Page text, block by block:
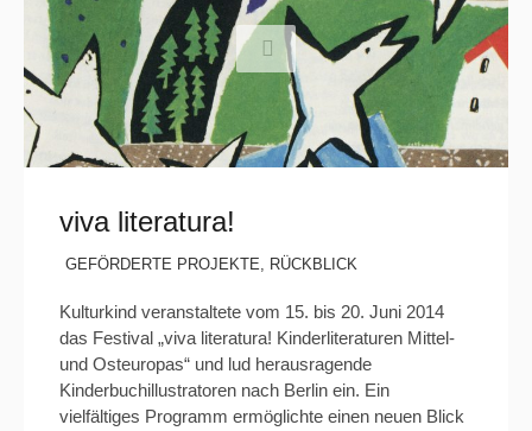
viva literatura!
GEFÖRDERTE PROJEKTE, RÜCKBLICK
Kulturkind veranstaltete vom 15. bis 20. Juni 2014
das Festival „viva literatura! Kinderliteraturen Mittel-
und Osteuropas“ und lud herausragende
Kinderbuchillustratoren nach Berlin ein. Ein
vielfältiges Programm ermöglichte einen neuen Blick